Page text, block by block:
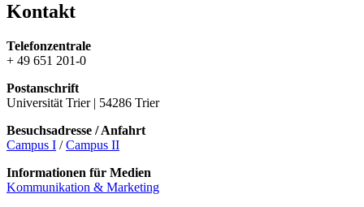
Kontakt
Telefonzentrale
+ 49 651 201-0
Postanschrift
Universität Trier | 54286 Trier
Besuchsadresse / Anfahrt
Campus I /Campus II
Informationen für Medien
Kommunikation & Marketing